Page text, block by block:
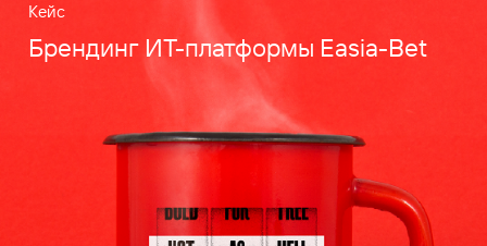
Кейс
Брендинг ИТ-платформы Easia-Bet